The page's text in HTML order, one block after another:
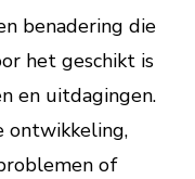
benadering die
het geschikt is
en uitdagingen.
ontwikkeling,
of